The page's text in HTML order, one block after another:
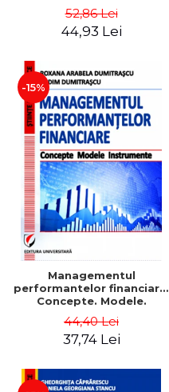
52,86 Lei
44,93 Lei
-15%
Managementul
performantelor financiare.
Concepte. Modele.
44,40 Lei
37,74 Lei